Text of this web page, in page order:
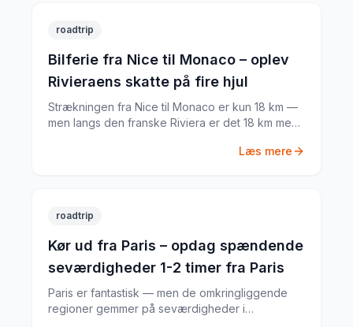
roadtrip
Bilferie fra Nice til Monaco – oplev
Rivieraens skatte på fire hjul
Strækningen fra Nice til Monaco er kun 18 km —
men langs den franske Riviera er det 18 km med
er min guide til den perfekte dagstur.Læs mere
roadtrip
Kør ud fra Paris – opdag spændende
seværdigheder 1-2 timer fra Paris
Paris er fantastisk — men de omkringliggende
regioner gemmer på seværdigheder i